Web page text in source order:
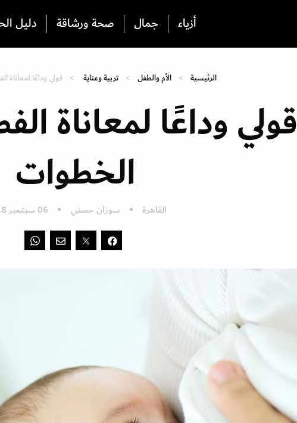
أزياء جمال صحة ورشاقة دليل
الرئيسية الأم والطفل تربية وعناية قولي وداعًا لمعاناة
قولي وداعًا لمعاناة
الخطوات
القاهرة سوزان حسني 06 سبتمبر 2018